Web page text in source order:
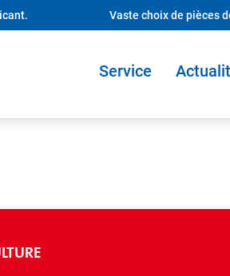
Vaste choix de pièces
Service